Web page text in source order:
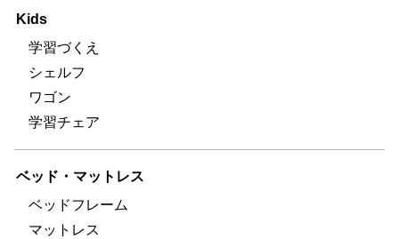
Kids
学習づくえ
シェルフ
ワゴン
学習チェア
ベッド・マットレス
ベッドフレーム
マットレス